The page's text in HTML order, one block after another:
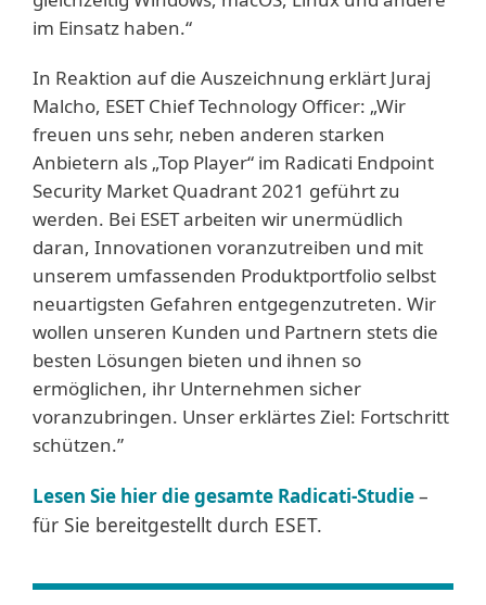
im Einsatz haben.“
In Reaktion auf die Auszeichnung erklärt Juraj
Malcho, ESET Chief Technology Officer: „Wir
freuen uns sehr, neben anderen starken
Anbietern als „Top Player“ im Radicati Endpoint
Security Market Quadrant 2021 geführt zu
werden. Bei ESET arbeiten wir unermüdlich
daran, Innovationen voranzutreiben und mit
unserem umfassenden Produktportfolio selbst
neuartigsten Gefahren entgegenzutreten. Wir
wollen unseren Kunden und Partnern stets die
besten Lösungen bieten und ihnen so
ermöglichen, ihr Unternehmen sicher
voranzubringen. Unser erklärtes Ziel: Fortschritt
schützen.”
Lesen Sie hier die gesamte Radicati-Studie–
für Sie bereitgestellt durch ESET.